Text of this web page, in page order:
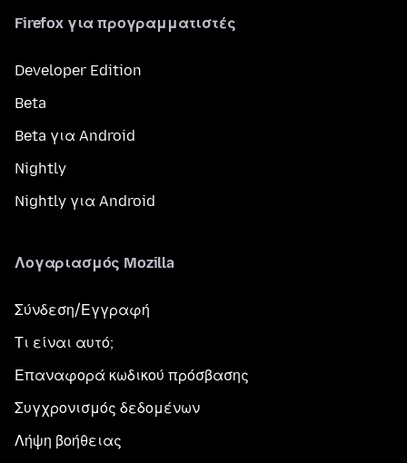
Firefox για προγραμματιστές
Developer Edition
Beta
Beta για Android
Nightly
Nightly για Android
Λογαριασμός Mozilla
Σύνδεση/Εγγραφή
Τι είναι αυτό;
Επαναφορά κωδικού πρόσβασης
Συγχρονισμός δεδομένων
Λήψη βοήθειας